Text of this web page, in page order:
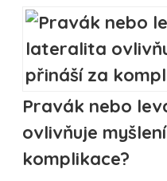
Pravák nebo
ovlivňuje
komplikace?